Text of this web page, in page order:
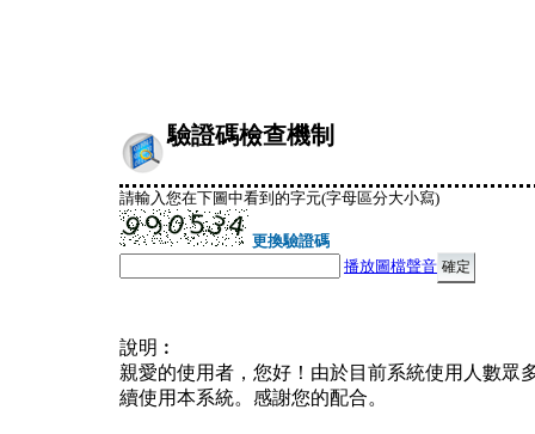
驗證碼檢查機制
請輸入您在下圖中看到的字元(字母區分大小寫)
更換驗證碼
播放圖檔聲音
說明︰
親愛的使用者，您好！由於目前系統使用人數眾
續使用本系統。感謝您的配合。